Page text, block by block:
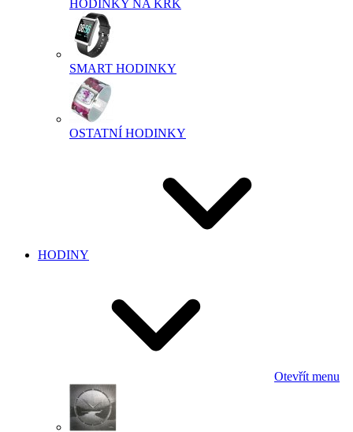
HODINKY NA KRK
SMART HODINKY
OSTATNÍ HODINKY
HODINY
Otevřít menu